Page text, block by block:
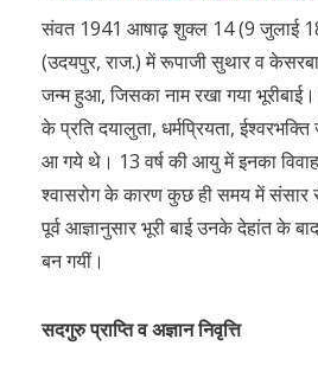
संवत 1941 आषाढ़ शुक्ल 14 (9 जुलाई
(उदयपुर, राज.) में रूपाजी सुथार व
जन्म हुआ, जिसका नाम रखा गया भूरीबाई।
के प्रति दयालुता, धर्मप्रियता,
आ गये थे। 13 वर्ष की आयु में इनका
श्वासरोग के कारण कुछ ही समय में
पूर्व आज्ञानुसार भूरी बाई उनके देहांत के
बन गयीं।
सदगुरु प्राप्ति व अज्ञान निवृत्ति